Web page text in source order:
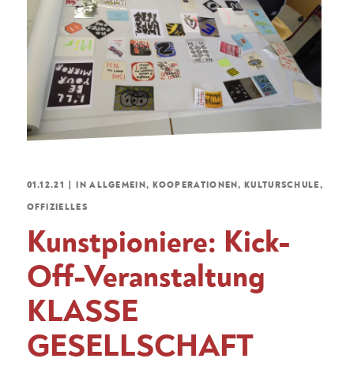
01.12.21 INALLGEMEIN, KOOPERATIONEN,KULTURSCHULE,
OFFIZIELLES
Kunstpioniere: Kick-
Off-Veranstaltung
KLASSE
GESELLSCHAFT